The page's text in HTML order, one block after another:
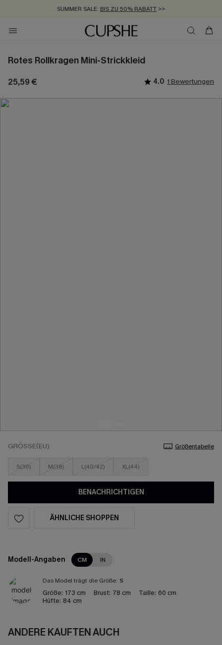
SUMMER SALE: BIS ZU 50% RABATT >>
ZUM NEWSLETTER:BIS ZU -20% EXTRA ERHALTEN
KOSTENLOSER VERSAND AB 89 €
Rotes Rollkragen Mini-Strickkleid
25,59 € 4.0 1 Bewertungen
GRÖSSE(EU) Größentabelle
S(36) M(38) L(40/42) XL(44)
BENACHRICHTIGEN
ÄHNLICHE SHOPPEN
Modell-Angaben CM IN
Das Model trägt die Größe: S
Größe: 173 cm Brust: 78 cm Taille: 60 cm
Hüfte: 84 cm
ANDERE KAUFTEN AUCH